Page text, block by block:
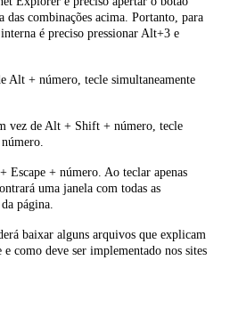
das combinações acima. Portanto, para
é preciso pressionar Alt+3 e
Alt + número, tecle simultaneamente
vez de Alt + Shift + número, tecle
Escape + número. Ao teclar apenas
uma janela com todas as
página.
baixar alguns arquivos que explicam
como deve ser implementado nos sites